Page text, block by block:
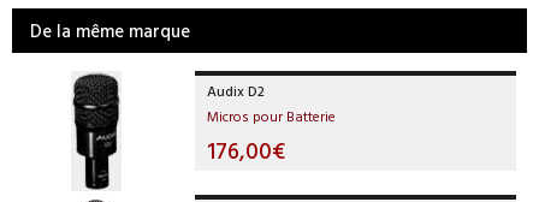
De la même marque
Audix D2
Micros pour Batterie
176,00€